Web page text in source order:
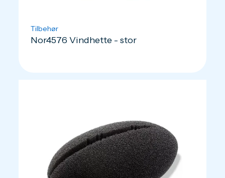
Tilbehør
Nor4576 Vindhette - stor